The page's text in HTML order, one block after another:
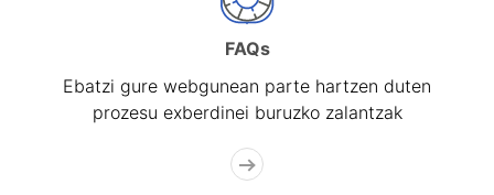
FAQs
Ebatzi gure webgunean parte hartzen duten
prozesu exberdinei buruzko zalantzak